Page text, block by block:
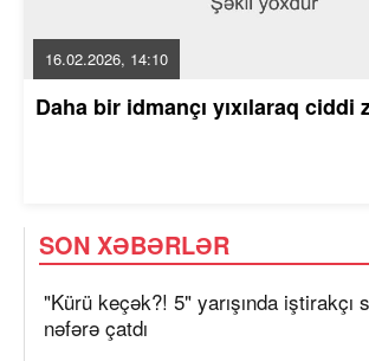
16.02.2026, 14:10
Daha bir idmançı yıxılaraq ciddi
SON XƏBƏRLƏR
"Kürü keçək?! 5" yarışında iştirakçı
nəfərə çatdı